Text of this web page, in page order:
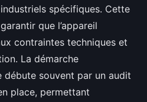
spécifiques. Cette
que l’appareil
contraintes techniques et
La démarche
débute souvent par un audit
place, permettant